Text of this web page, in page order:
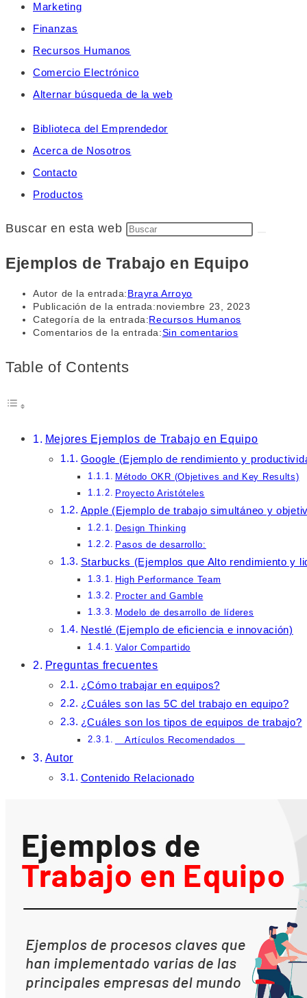
Marketing
Finanzas
Recursos Humanos
Comercio Electrónico
Alternar búsqueda de la web
Biblioteca del Emprendedor
Acerca de Nosotros
Contacto
Productos
Buscar en esta web
Ejemplos de Trabajo en Equipo
Autor de la entrada:Brayra Arroyo
Publicación de la entrada:noviembre 23, 2023
Categoría de la entrada:Recursos Humanos
Comentarios de la entrada:Sin comentarios
Table of Contents
Mejores Ejemplos de Trabajo en Equipo
Google (Ejemplo de rendimiento y
Método OKR (Objetives and Key Results)
Proyecto Aristóteles
Apple (Ejemplo de trabajo simultáneo y
Design Thinking
Pasos de desarrollo:
Starbucks (Ejemplos que Alto rendimiento y
High Performance Team
Procter and Gamble
Modelo de desarrollo de líderes
Nestlé (Ejemplo de eficiencia e innovación)
Valor Compartido
Preguntas frecuentes
¿Cómo trabajar en equipos?
¿Cuáles son las 5C del trabajo en equipo?
¿Cuáles son los tipos de equipos de trabajo?
Artículos Recomendados
Autor
Contenido Relacionado